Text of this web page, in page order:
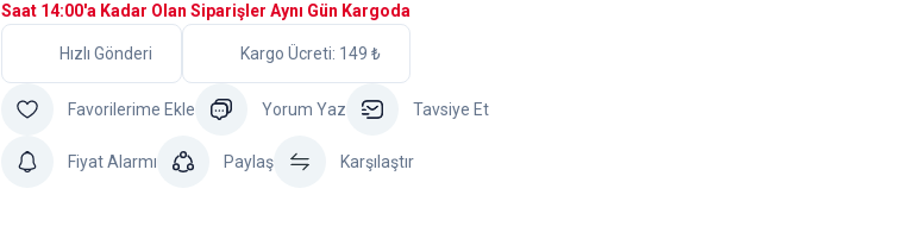
Saat 14:00'a Kadar Olan Siparişler Aynı Gün Kargoda
Hızlı Gönderi Kargo Ücreti: 149 ₺
Yorum Yaz Tavsiye Et
Fiyat Alarmı Paylaş Karşılaştır